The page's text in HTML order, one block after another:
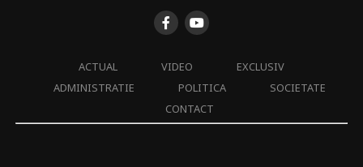
ACTUAL VIDEO
EXCLUSIV
ADMINISTRATIE
POLITICA
SOCIETATE
CONTACT